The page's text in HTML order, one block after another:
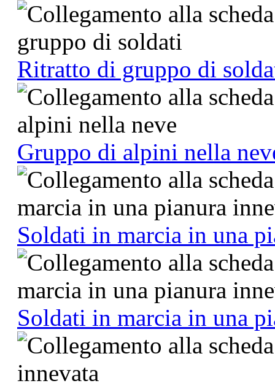
Ritratto di gruppo di
Gruppo di alpini nella
Soldati in marcia in una
Soldati in marcia in una